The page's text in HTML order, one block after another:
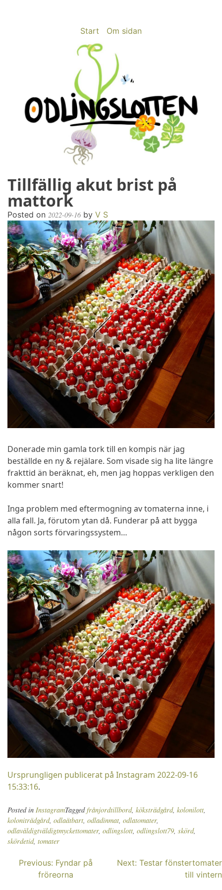
Start Om sidan
odlingslotten.com
Odling på 200 kvm i Stockholms utkant
Tillfällig akut brist på
mattork
Posted on 2022-09-16 by V S
Donerade min gamla tork till en kompis när jag
beställde en ny & rejälare. Som visade sig ha lite längre
frakttid än beräknat, eh, men jag hoppas verkligen den
kommer snart!
Inga problem med eftermogning av tomaterna inne, i
alla fall. Ja, förutom ytan då. Funderar på att bygga
någon sorts förvaringssystem…
Ursprungligen publicerat på Instagram 2022-09-16
15:33:16.
Posted in InstagramTaggedfrånjordtillbord, köksträdgård, kolonilott,
koloniträdgård, odlaätbart, odladinmat, odlatomater,
odlaväldigtväldigtmyckettomater, odlingslott, odlingslott79, skörd,
skördetid, tomater
Inläggsnavigering
Previous: Fyndar på
fröreorna
Next: Testar fönstertomater
till vintern